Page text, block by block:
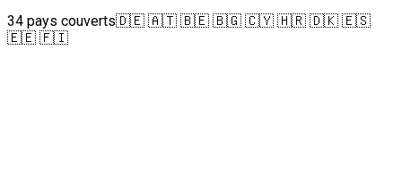
34 pays couverts🇩🇪 🇦🇹 🇧🇪 🇧🇬 🇨🇾 🇭🇷 🇩🇰 🇪🇸
🇪🇪 🇫🇮